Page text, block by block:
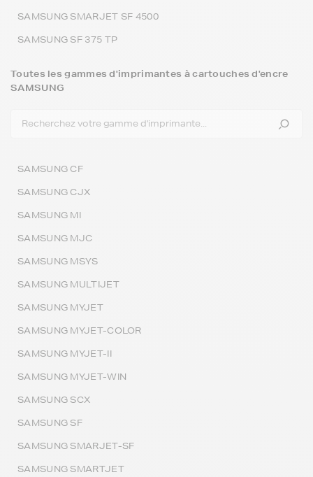
SAMSUNG SMARJET SF 4500
SAMSUNG SF 375 TP
Toutes les gammes d'imprimantes à cartouches d'encre
SAMSUNG
SAMSUNG CF
SAMSUNG CJX
SAMSUNG MI
SAMSUNG MJC
SAMSUNG MSYS
SAMSUNG MULTIJET
SAMSUNG MYJET
SAMSUNG MYJET-COLOR
SAMSUNG MYJET-II
SAMSUNG MYJET-WIN
SAMSUNG SCX
SAMSUNG SF
SAMSUNG SMARJET-SF
SAMSUNG SMARTJET